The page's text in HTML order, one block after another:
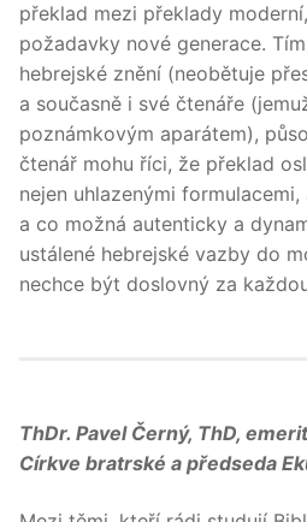
překlad mezi překlady
požadavky nové generace.
hebrejské znění (neobětuje
a současně i své čtenáře
poznámkovým aparátem),
čtenář mohu říci, že překlad
nejen uhlazenými
a co možná autenticky a
ustálené hebrejské vazby do
nechce být doslovný za
ThDr. Pavel Černý, ThD,
Církve bratrské a předseda